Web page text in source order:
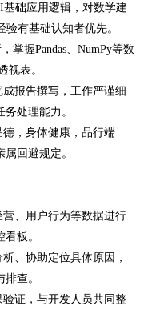
础应用逻辑，对数学建
有基础认知者优先。
握Pandas、NumPy等数
视表。
报告撰写，工作严谨细
处理能力。
，身体健康，品行端
回避规定。
、用户行为等数据进行
板。
、协助定位具体原因，
查。
证，与开发人员共同整